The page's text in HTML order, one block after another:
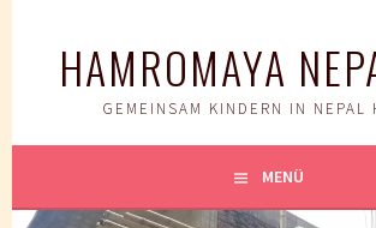
HAMROMAYA
GEMEINSAM KINDERN IN NEPAL
MENÜ